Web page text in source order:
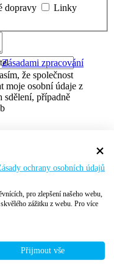
dopravy
Linky
Zásadami zpracování
že společnost
osobní údaje z
sdělení, případně
byla vytvořena
Stránky se liší od
statický text a jsou
(u většiny šablon jde o
základní
v následujícím stylu:
Pracuji jako řidič
ochrany osobních údajů
pro zlepšení našeho webu,
zážitku z webu. Pro více
Přijmout vše